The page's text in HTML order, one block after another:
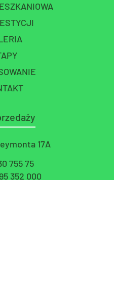
17A
755 75
352 000